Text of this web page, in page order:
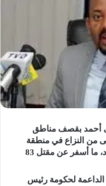
أحمد بقصف مناطق
من النزاع في منطقة
تيغراي المضطربة في شمال البلاد، ما أسفر عن مقتل 83
لحكومة رئيس